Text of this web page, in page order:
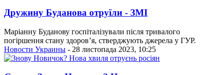
Дружину Буданова отруїли - ЗМІ
Маріанну Буданову госпіталізували після тривалого
погіршення стану здоровʼя, стверджують джерела у ГУР.
Новости Украины - 28 листопада 2023, 10:25